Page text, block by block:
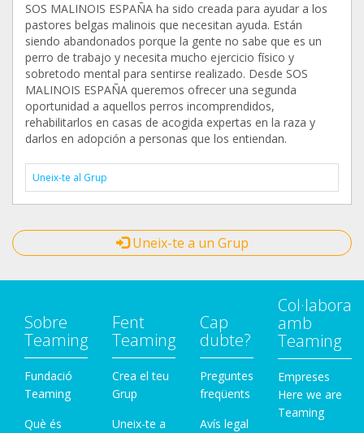
SOS MALINOIS ESPAÑA ha sido creada para ayudar a los
pastores belgas malinois que necesitan ayuda. Están
siendo abandonados porque la gente no sabe que es un
perro de trabajo y necesita mucho ejercicio físico y
sobretodo mental para sentirse realizado. Desde SOS
MALINOIS ESPAÑA queremos ofrecer una segunda
oportunidad a aquellos perros incomprendidos,
rehabilitarlos en casas de acogida expertas en la raza y
darlos en adopción a personas que los entiendan.
Uneix-te al Grup
Uneix-te a un Grup
Sobre
Teaming
Fundació
Teaming
Què és
Fent
Teaming
Crea el teu
Grup
Uneix-te a
Cap
dubte?
Preguntes
freqüents
Avís legal
Col·labora
amb
Teaming
Empreses
Here we are
Teaming